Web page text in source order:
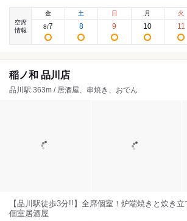
空席
情報
金
8/7
土
8
日
9
月
10
火
11
稲ノ和 品川店
品川駅 363m / 居酒屋、串焼き、おでん
【品川駅徒歩3分!!】全席個室！炉端焼きと炊き
個室居酒屋